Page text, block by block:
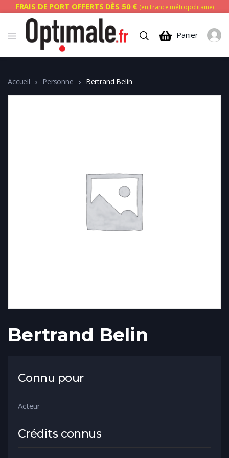
FRAIS DE PORT OFFERTS DÈS 50 € (en France métropolitaine)
Panier
Accueil Personne Bertrand Belin
Bertrand Belin
Connu pour
Acteur
Crédits connus